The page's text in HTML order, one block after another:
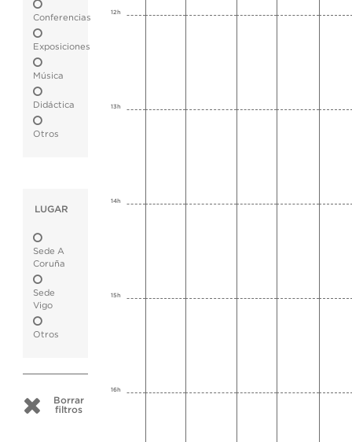
Conferencias
Exposiciones
Música
Didáctica
Otros
LUGAR
Sede A
Coruña
Sede
Vigo
Otros
Borrar
filtros
12h
13h
14h
15h
16h